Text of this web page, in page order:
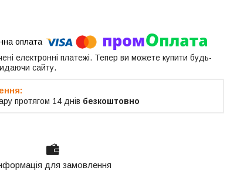
електронні платежі. Тепер ви можете купити будь-
сайту.
протягом 14 днів безкоштовно
для замовлення